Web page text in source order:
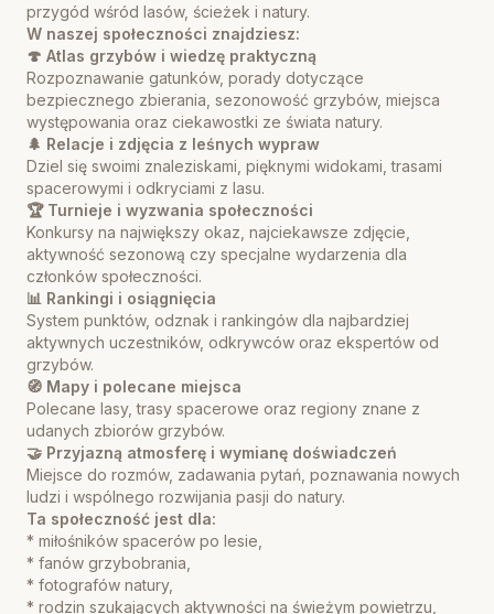
przygód wśród lasów, ścieżek i natury.
W naszej społeczności znajdziesz:
🍄 Atlas grzybów i wiedzę praktyczną
Rozpoznawanie gatunków, porady dotyczące
bezpiecznego zbierania, sezonowość grzybów, miejsca
występowania oraz ciekawostki ze świata natury.
🌲 Relacje i zdjęcia z leśnych wypraw
Dziel się swoimi znaleziskami, pięknymi widokami, trasami
spacerowymi i odkryciami z lasu.
🏆 Turnieje i wyzwania społeczności
Konkursy na największy okaz, najciekawsze zdjęcie,
aktywność sezonową czy specjalne wydarzenia dla
członków społeczności.
📊 Rankingi i osiągnięcia
System punktów, odznak i rankingów dla najbardziej
aktywnych uczestników, odkrywców oraz ekspertów od
grzybów.
🧭 Mapy i polecane miejsca
Polecane lasy, trasy spacerowe oraz regiony znane z
udanych zbiorów grzybów.
🤝 Przyjazną atmosferę i wymianę doświadczeń
Miejsce do rozmów, zadawania pytań, poznawania nowych
ludzi i wspólnego rozwijania pasji do natury.
Ta społeczność jest dla:
* miłośników spacerów po lesie,
* fanów grzybobrania,
* fotografów natury,
* rodzin szukających aktywności na świeżym powietrzu,